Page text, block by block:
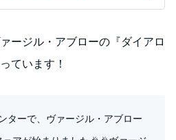
ージル・アブローの『ダイアロ
ています！
ターで、ヴァージル・アブロー